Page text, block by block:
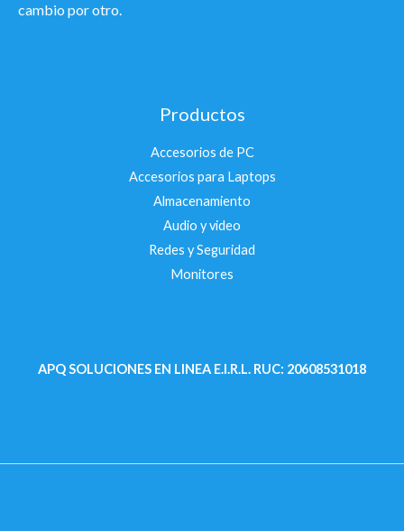
cambio por otro.
Productos
Accesorios de PC
Accesorios para Laptops
Almacenamiento
Audio y video
Redes y Seguridad
Monitores
APQ SOLUCIONES EN LINEA E.I.R.L. RUC: 20608531018